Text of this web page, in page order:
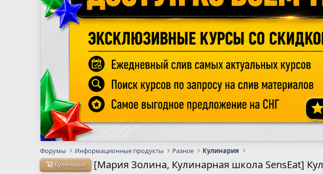
Форумы Информационные продукты Разное Кулинария
Кулинария [Мария Золина, Кулинарная школа SensEat]